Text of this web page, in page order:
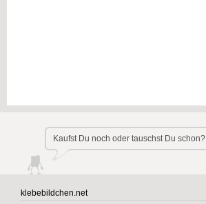
Kaufst Du noch oder tauschst Du schon?
klebebildchen.net